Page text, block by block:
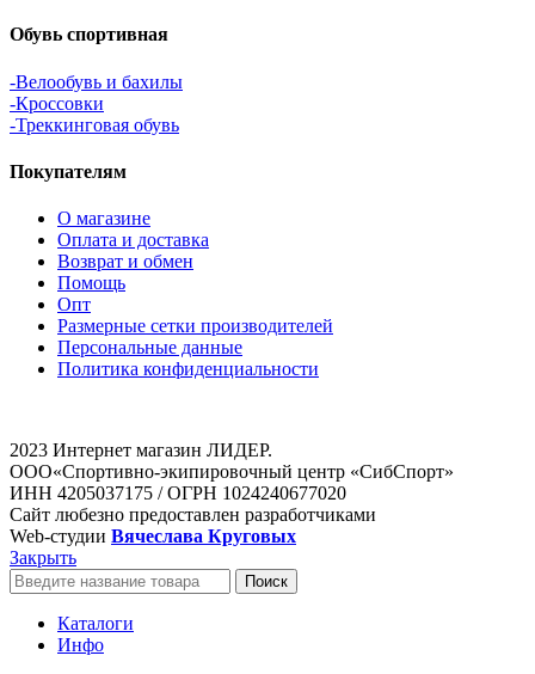
Обувь спортивная
-Велообувь и бахилы
-Кроссовки
-Треккинговая обувь
Покупателям
О магазине
Оплата и доставка
Возврат и обмен
Помощь
Опт
Размерные сетки производителей
Персональные данные
Политика конфиденциальности
2023 Интернет магазин ЛИДЕР.
ООО«Спортивно-экипировочный центр «СибСпорт»
ИНН 4205037175 / ОГРН 1024240677020
Сайт любезно предоставлен разработчиками
Web-студии Вячеслава Круговых
Закрыть
Поиск
Каталоги
Инфо